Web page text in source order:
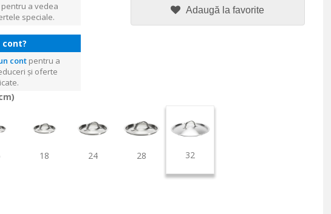
pentru a vedea
speciale.
cont?
cont pentru a
și oferte
Adaugă la favorite
18 24 28 32